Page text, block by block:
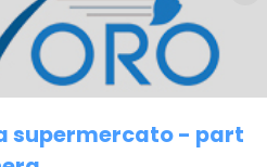
supermercato - part